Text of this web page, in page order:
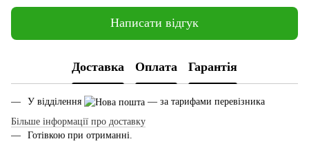
Написати відгук
Доставка Оплата Гарантія
У відділення
— за тарифами перевізника
Більше інформації про доставку
Готівкою при отриманні.